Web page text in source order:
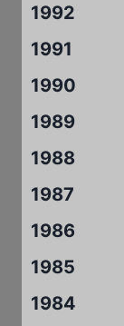
1992
1991
1990
1989
1988
1987
1986
1985
1984